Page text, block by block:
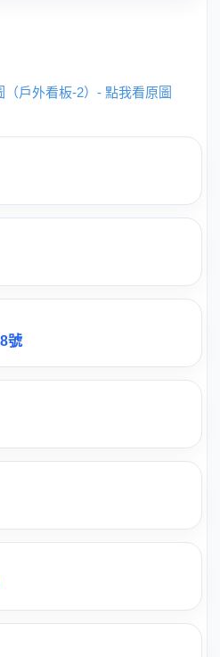
（戶外看板-2）- 點我看原圖
號